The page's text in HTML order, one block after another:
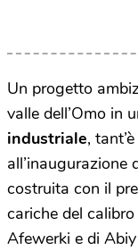
Un progetto
valle dell’Omo in
industriale,
all’inaugurazione
costruita con il
cariche del
Afewerki e di